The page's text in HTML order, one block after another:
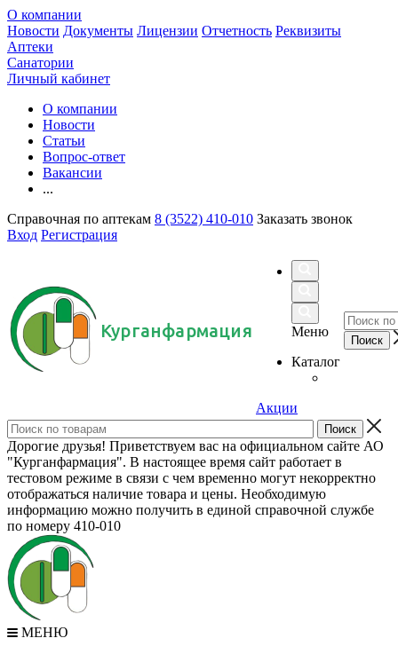
О компании
Новости Документы Лицензии Отчетность Реквизиты
Аптеки
Санатории
Личный кабинет
О компании
Новости
Статьи
Вопрос-ответ
Вакансии
...
Справочная по аптекам 8 (3522) 410-010 Заказать звонок
Вход Регистрация
Курганфармация
Меню
Каталог
Акции
Дорогие друзья! Приветствуем вас на официальном сайте АО
"Курганфармация". В настоящее время сайт работает в
тестовом режиме в связи с чем временно могут некорректно
отображаться наличие товара и цены. Необходимую
информацию можно получить в единой справочной службе
по номеру 410-010
МЕНЮ